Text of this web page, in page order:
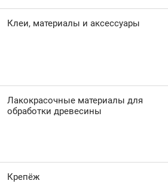
Клеи, материалы и аксессуары
Лакокрасочные материалы для
обработки древесины
Крепёж